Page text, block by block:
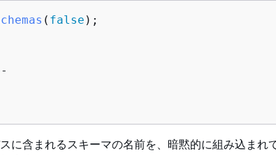
( false ) ;
に含まれるスキーマの名前を、暗黙的に組み込まれ